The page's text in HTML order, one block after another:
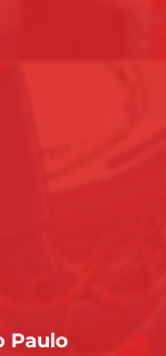
Paulo